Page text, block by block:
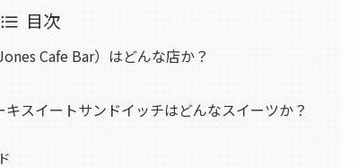
目次
Cafe Bar）はどんな店か？
スイートサンドイッチはどんなスイーツか？